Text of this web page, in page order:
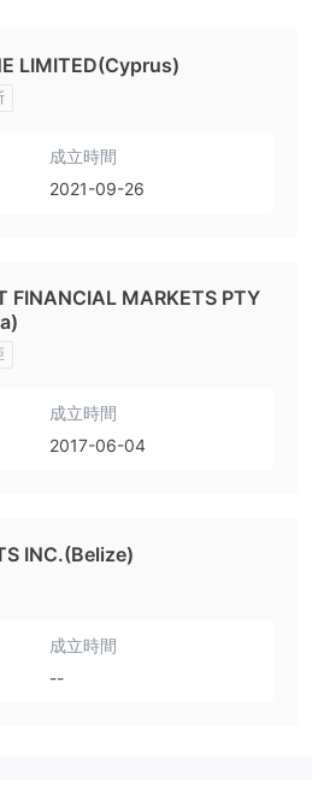
LIMITED(Cyprus)
成立時間
2021-09-26
FINANCIAL MARKETS PTY
成立時間
2017-06-04
INC.(Belize)
成立時間
--